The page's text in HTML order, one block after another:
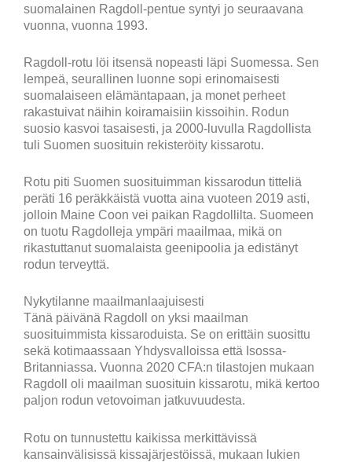
suomalainen Ragdoll-pentue syntyi jo seuraavana
vuonna, vuonna 1993.
Ragdoll-rotu löi itsensä nopeasti läpi Suomessa. Sen
lempeä, seurallinen luonne sopi erinomaisesti
suomalaiseen elämäntapaan, ja monet perheet
rakastuivat näihin koiramaisiin kissoihin. Rodun
suosio kasvoi tasaisesti, ja 2000-luvulla Ragdollista
tuli Suomen suosituin rekisteröity kissarotu.
Rotu piti Suomen suosituimman kissarodun titteliä
peräti 16 peräkkäistä vuotta aina vuoteen 2019 asti,
jolloin Maine Coon vei paikan Ragdollilta. Suomeen
on tuotu Ragdolleja ympäri maailmaa, mikä on
rikastuttanut suomalaista geenipoolia ja edistänyt
rodun terveyttä.
Nykytilanne maailmanlaajuisesti
Tänä päivänä Ragdoll on yksi maailman
suosituimmista kissaroduista. Se on erittäin suosittu
sekä kotimaassaan Yhdysvalloissa että Isossa-
Britanniassa. Vuonna 2020 CFA:n tilastojen mukaan
Ragdoll oli maailman suosituin kissarotu, mikä kertoo
paljon rodun vetovoiman jatkuvuudesta.
Rotu on tunnustettu kaikissa merkittävissä
kansainvälisissä kissajärjestöissä, mukaan lukien